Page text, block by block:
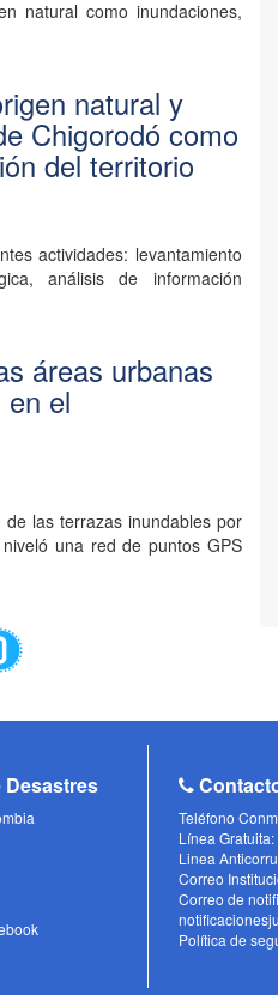
natural como inundaciones,
natural y
Chigorodó como
del territorio
actividades: levantamiento
análisis de información
áreas urbanas
el
las terrazas inundables por
una red de puntos GPS
Desastres
Teléfono
Línea
Linea
Correo
Correo de
Política de